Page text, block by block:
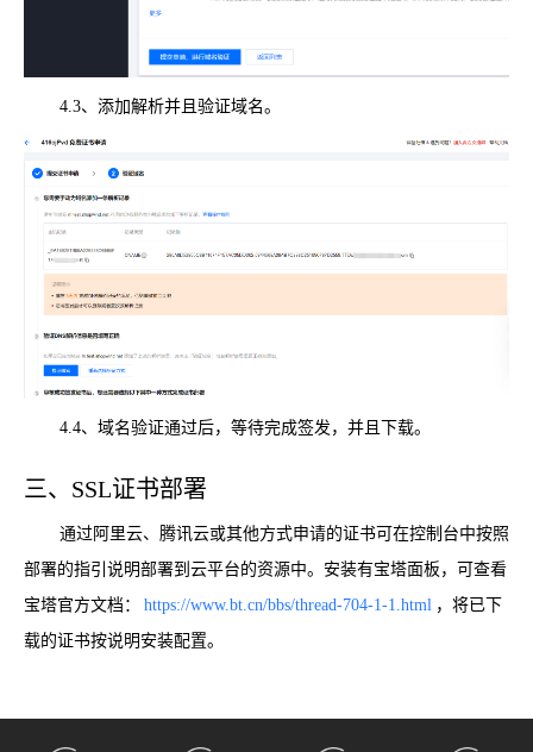
4.3、添加解析并且验证域名。
4.4、域名验证通过后，等待完成签发，并且下载。
三、SSL证书部署
通过阿里云、腾讯云或其他方式申请的证书可在控制台中按照
部署的指引说明部署到云平台的资源中。安装有宝塔面板，可查看
宝塔官方文档：
https://www.bt.cn/bbs/thread-704-1-1.html ，将已下
载的证书按说明安装配置。